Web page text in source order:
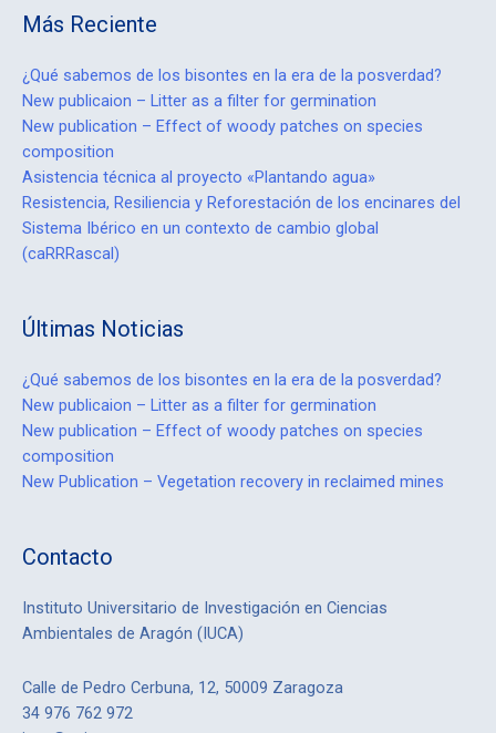
Más Reciente
¿Qué sabemos de los bisontes en la era de la posverdad?
New publicaion – Litter as a filter for germination
New publication – Effect of woody patches on species
composition
Asistencia técnica al proyecto «Plantando agua»
Resistencia, Resiliencia y Reforestación de los encinares del
Sistema Ibérico en un contexto de cambio global
(caRRRascal)
Últimas Noticias
¿Qué sabemos de los bisontes en la era de la posverdad?
New publicaion – Litter as a filter for germination
New publication – Effect of woody patches on species
composition
New Publication – Vegetation recovery in reclaimed mines
Contacto
Instituto Universitario de Investigación en Ciencias
Ambientales de Aragón (IUCA)
Calle de Pedro Cerbuna, 12, 50009 Zaragoza
34 976 762 972